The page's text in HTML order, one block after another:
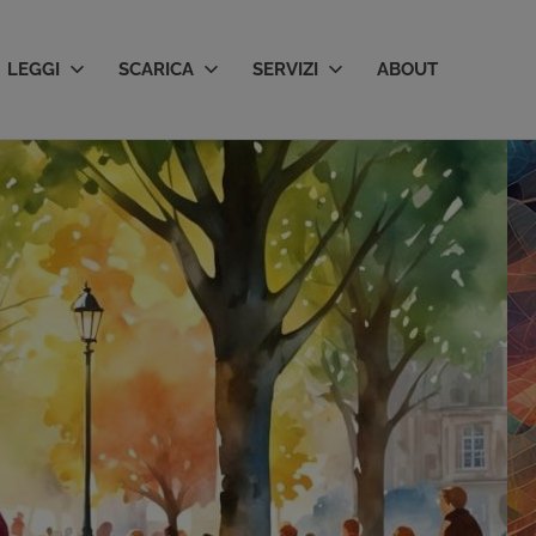
LEGGI SCARICA SERVIZI ABOUT